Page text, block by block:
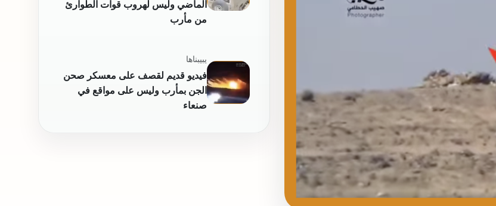
الماضي وليس لهروب قوات الطوارئ
من مأرب
يبيبناها
فيديو قديم لقصف على معسكر صحن
الجن بمأرب وليس على مواقع في
صنعاء